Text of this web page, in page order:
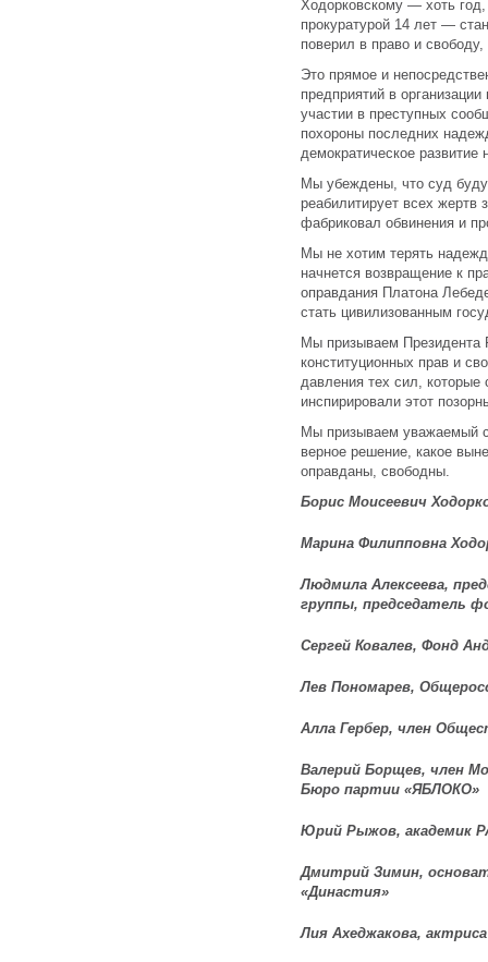
Ходорковскому — хоть год,
прокуратурой 14 лет —
поверил в право и
Это прямое и
предприятий в
участии в преступных
похороны последних
демократическое развитие
Мы убеждены, что суд
реабилитирует всех жертв
фабриковал обвинения и
Мы не хотим терять
начнется возвращение к
оправдания Платона
стать цивилизованным
Мы призываем Президента
конституционных прав и
давления тех сил,
инспирировали этот
Мы призываем уважаемый
верное решение, какое
оправданы, свободны.
Борис Моисеевич
Марина Филипповна
Людмила Алексеева,
группы, председатель
Сергей Ковалев, Фонд
Лев Пономарев,
Алла Гербер, член
Валерий Борщев, член
Бюро партии «ЯБЛОКО»
Юрий Рыжов, академик
Дмитрий Зимин,
«Династия»
Лия Ахеджакова, актриса